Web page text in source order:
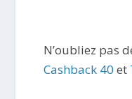
N’oubliez pas
Cashback 40 et